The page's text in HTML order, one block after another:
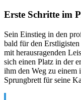
Erste Schritte im
Sein Einstieg in den
bald für den
mit herausragenden
sich einen Platz in der
ihm den Weg zu einem
Sprungbrett für seine